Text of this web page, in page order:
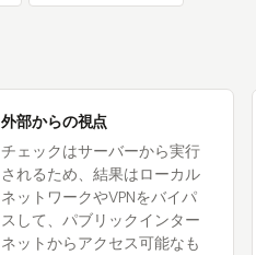
外部からの視点
チェックはサーバーから実行
されるため、結果はローカル
ネットワークやVPNをバイパ
スして、パブリックインター
ネットからアクセス可能なも